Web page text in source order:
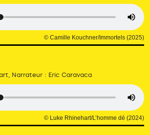
© Camille Kouchner/Immortels (2025)
Narrateur : Eric Caravaca
© Luke Rhinehart/L’homme dé (2024)